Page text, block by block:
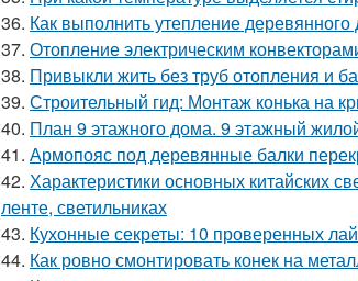
36. Как выполнить утепление
37. Отопление электрическим
38. Привыкли жить без труб отопления и
39. Строительный гид: Монтаж конька на
40. План 9 этажного дома. 9 этажный
41. Армопояс под деревянные балки
42. Характеристики основных китайских
ленте, светильниках
43. Кухонные секреты: 10 проверенных
44. Как ровно смонтировать конек на